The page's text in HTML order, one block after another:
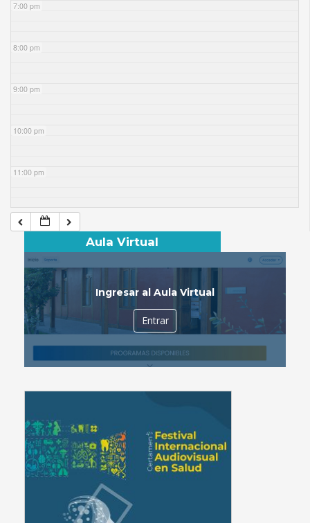
7:00 pm
8:00 pm
9:00 pm
10:00 pm
11:00 pm
Aula Virtual
Ingresar al Aula Virtual
Entrar